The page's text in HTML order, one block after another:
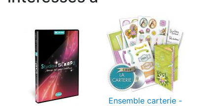
Ensemble carterie -